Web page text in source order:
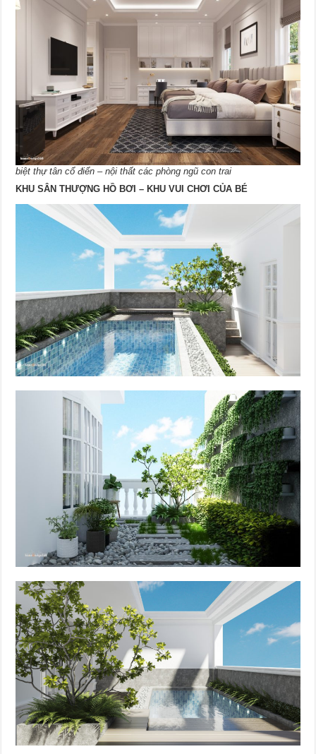
biệt thự tân cổ điển – nội thất các phòng ngũ con trai
KHU SÂN THƯỢNG HỒ BƠI – KHU VUI CHƠI CỦA BÉ